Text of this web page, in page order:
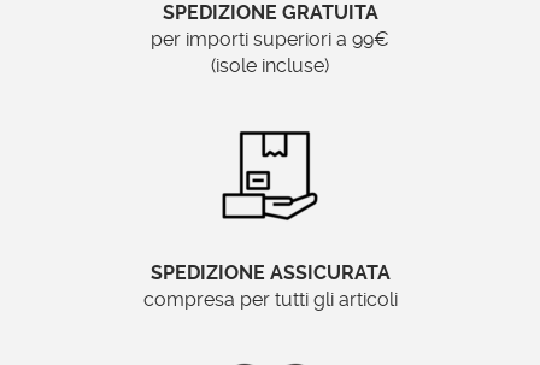
Come viene costruito in nostro
specchio rettangolare argento da
specchio rettangolare con cornice
SPEDIZIONE GRATUITA
per importi superiori a 99€
(isole incluse)
SPEDIZIONE ASSICURATA
compresa per tutti gli articoli